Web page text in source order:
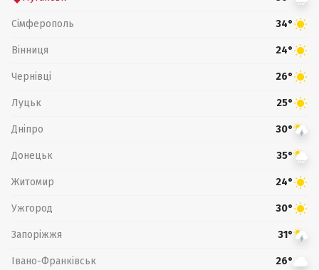
Сімферополь 34°
Вінниця 24°
Чернівці 26°
Луцьк 25°
Дніпро 30°
Донецьк 35°
Житомир 24°
Ужгород 30°
Запоріжжя 31°
Івано-Франківськ 26°